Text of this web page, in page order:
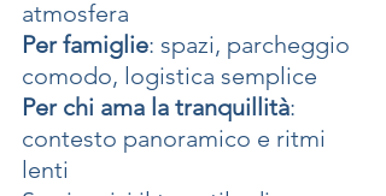
atmosfera
Per famiglie: spazi, parcheggio
comodo, logistica semplice
Per chi ama la tranquillità:
contesto panoramico e ritmi
lenti